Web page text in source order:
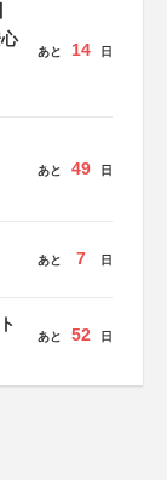
あと 14 日
あと 49 日
あと 7 日
あと 52 日